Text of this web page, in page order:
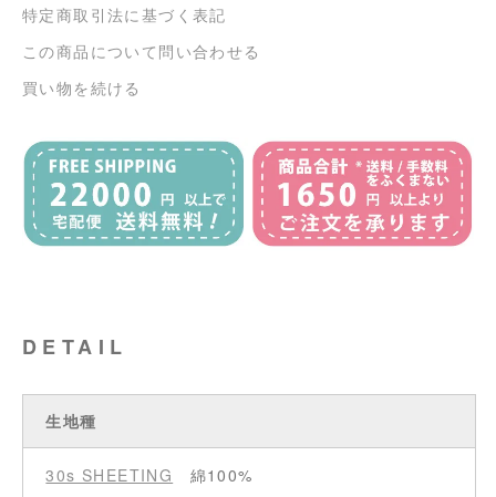
特定商取引法に基づく表記
この商品について問い合わせる
買い物を続ける
DETAIL
生地種
30s SHEETING 綿100%